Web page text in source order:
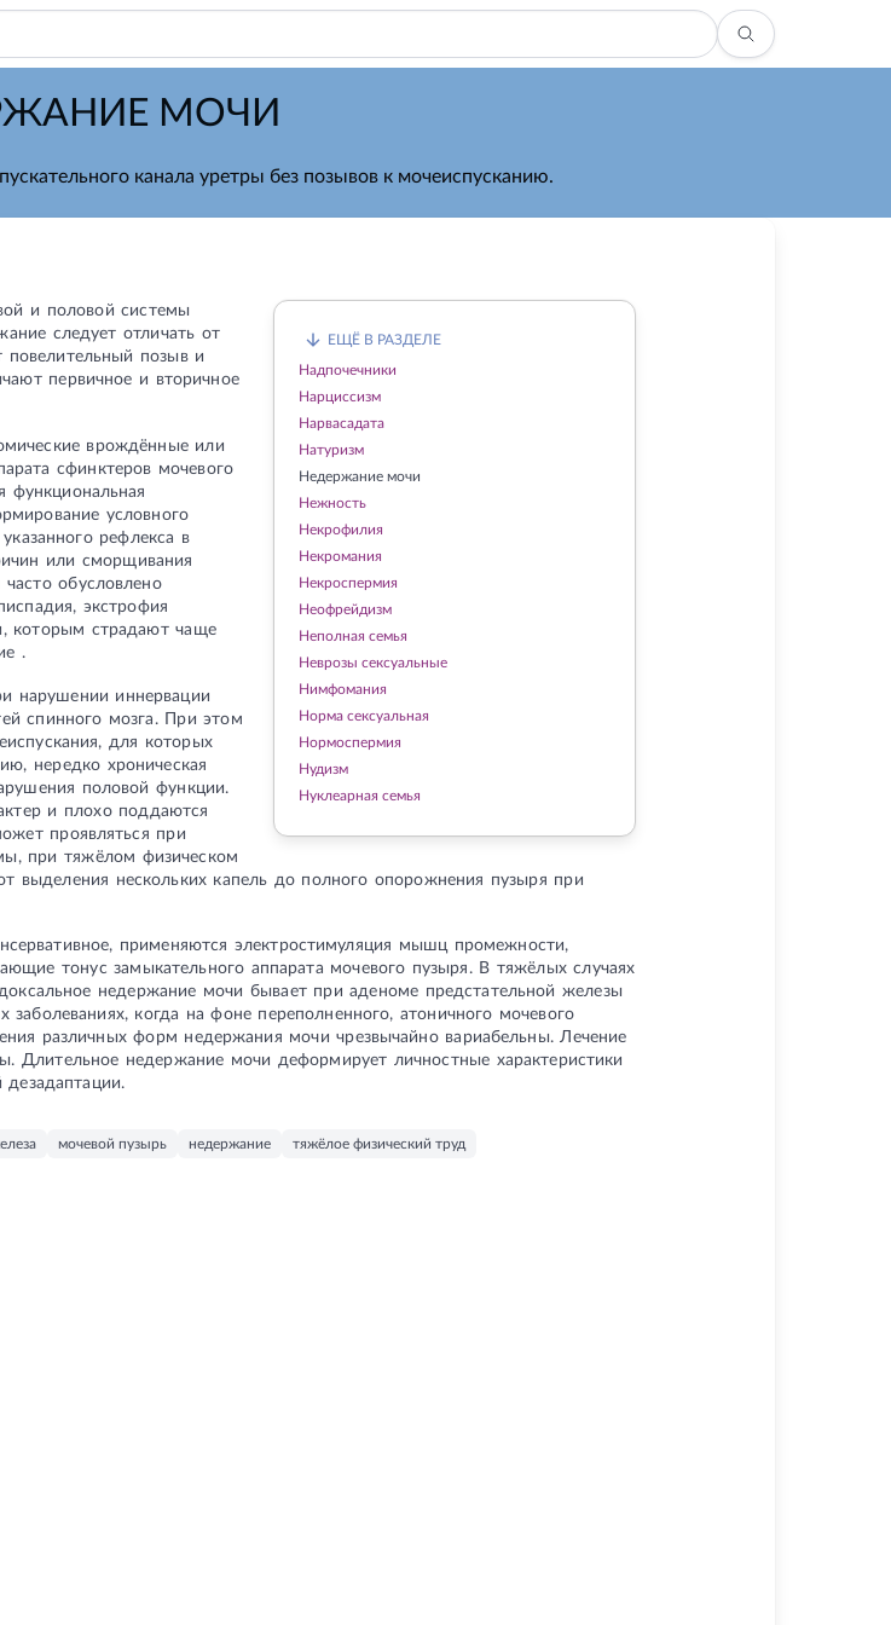
МОЧИ
канала уретры без позывов к мочеиспусканию.
ЕЩЁ В РАЗДЕЛЕ
Надпочечники
Нарциссизм
Нарвасадата
Натуризм
Недержание мочи
Нежность
Некрофилия
Некромания
Некроспермия
Неофрейдизм
Неполная семья
Неврозы сексуальные
Нимфомания
Норма сексуальная
Нормоспермия
Нудизм
Нуклеарная семья
и половой системы
следует отличать от
повелительный позыв и
первичное и вторичное
врождённые или
сфинктеров мочевого
функциональная
условного
рефлекса в
или сморщивания
обусловлено
экстрофия
которым страдают чаще
.
нарушении иннервации
спинного мозга. При этом
для которых
нередко хроническая
половой функции.
и плохо поддаются
проявляться при
при тяжёлом физическом
выделения нескольких капель до полного опорожнения пузыря при
применяются электростимуляция мышц промежности,
тонус замыкательного аппарата мочевого пузыря. В тяжёлых случаях
недержание мочи бывает при аденоме предстательной железы
когда на фоне переполненного, атоничного мочевого
различных форм недержания мочи чрезвычайно вариабельны. Лечение
Длительное недержание мочи деформирует личностные характеристики
дезадаптации.
мочевой пузырь недержание тяжёлое физический труд